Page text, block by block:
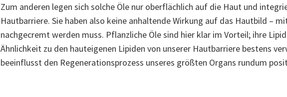
Zum anderen legen sich solche Öle nur oberflächlich auf die Haut und
Hautbarriere. Sie haben also keine anhaltende Wirkung auf das Hautbild –
nachgecremt werden muss. Pflanzliche Öle sind hier klar im Vorteil; ihre
Ähnlichkeit zu den hauteigenen Lipiden von unserer Hautbarriere bestens
beeinflusst den Regenerationsprozess unseres größten Organs rundum